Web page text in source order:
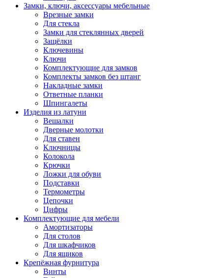
Замки, ключи, аксессуары мебельные
Врезные замки
Для стекла
Замки для стеклянных дверей
Защёлки
Ключевины
Ключи
Комплектующие для замков
Комплекты замков без штанг
Накладные замки
Ответные планки
Шпингалеты
Изделия из латуни
Вешалки
Дверные молотки
Для ставен
Ключницы
Колокола
Крючки
Ложки для обуви
Подставки
Термометры
Цепочки
Цифры
Комплектующие для мебели
Амортизаторы
Для столов
Для шкафчиков
Для ящиков
Крепёжная фурнитура
Винты